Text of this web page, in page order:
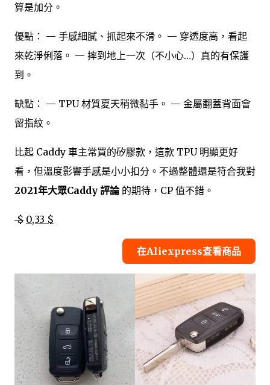
算是加分。
優點： — 手感細膩、抓起來不滑。 — 穿透度高，看起
來乾淨俐落。 — 摔到地上一次（不小心…）真的有保護
到。
缺點： — TPU 材質夏天稍微黏手。 — 金屬翻蓋背面會
留指紋。
比起 Caddy 車主常買的矽膠款，這款 TPU 明顯更好
看，但溫度影響手感是小小扣分。不過整體還是符合我對
2021年大眾Caddy 評論的期待，CP 值不錯。
$ 0,33 $
在Aliexpress查看商品